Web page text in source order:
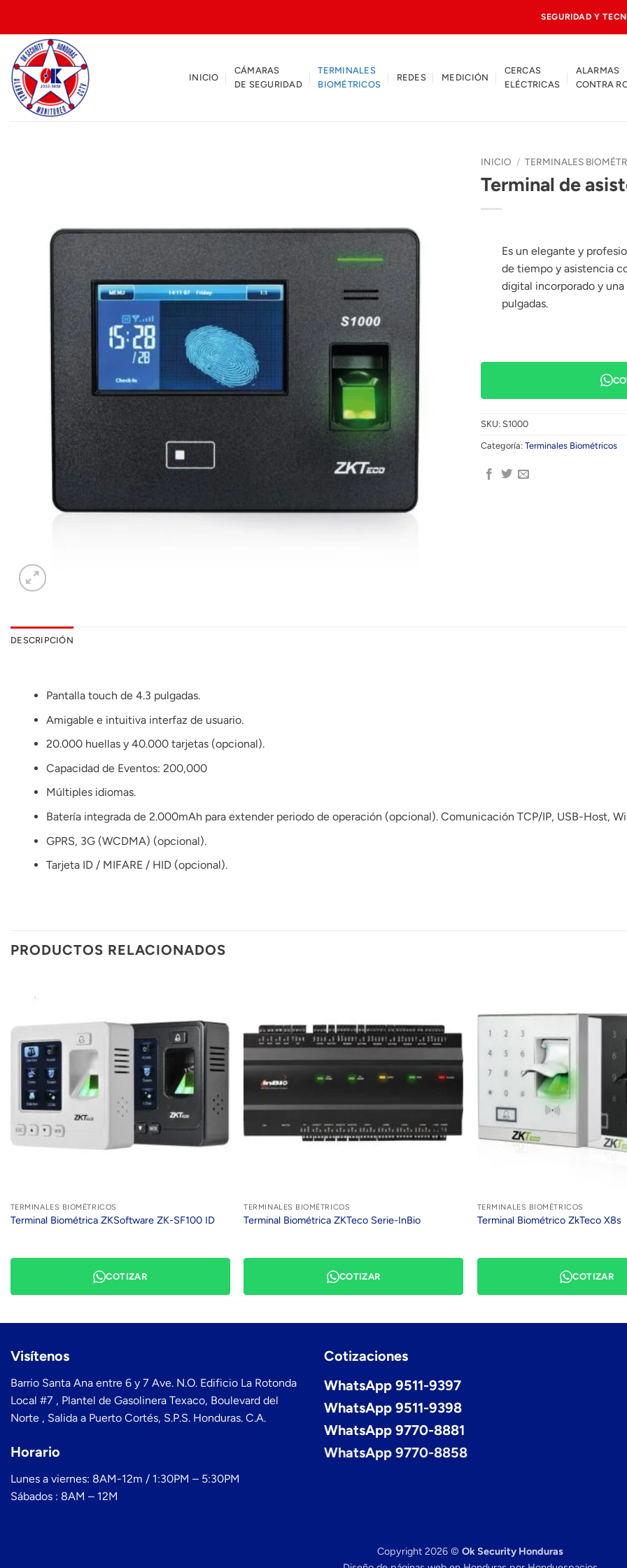
contenido
SEGURIDAD Y
INICIO
CÁMARAS
DE SEGURIDAD
TERMINALES
BIOMÉTRICOS
REDES MEDICIÓN
CERCAS
ELÉCTRICAS
ALARMAS
CONTRA
INICIO / TERMINALES
Terminal de
Es un elegante y
de tiempo y asistencia
digital incorporado y
pulgadas.
SKU: S1000
Categoría: Terminales Biométricos
DESCRIPCIÓN
Pantalla touch de 4.3 pulgadas.
Amigable e intuitiva interfaz de usuario.
20.000 huellas y 40.000 tarjetas (opcional).
Capacidad de Eventos: 200,000
Múltiples idiomas.
Batería integrada de 2.000mAh para extender periodo de operación (opcional). Comunicación TCP/IP, USB-Host,
GPRS, 3G (WCDMA) (opcional).
Tarjeta ID / MIFARE / HID (opcional).
PRODUCTOS RELACIONADOS
TERMINALES BIOMÉTRICOS
Terminal Biométrica ZKSoftware ZK-SF100 ID
COTIZAR
TERMINALES BIOMÉTRICOS
Terminal Biométrica ZKTeco Serie-InBio
COTIZAR
TERMINALES BIOMÉTRICOS
Terminal Biométrico ZkTeco X8s
COTIZAR
Visítenos
Barrio Santa Ana entre 6 y 7 Ave. N.O. Edificio La Rotonda
Local #7 , Plantel de Gasolinera Texaco, Boulevard del
Norte , Salida a Puerto Cortés, S.P.S. Honduras. C.A.
Horario
Lunes a viernes: 8AM-12m / 1:30PM – 5:30PM
Sábados : 8AM – 12M
Cotizaciones
WhatsApp 9511-9397
WhatsApp 9511-9398
WhatsApp 9770-8881
WhatsApp 9770-8858
Copyright 2026 © Ok Security Honduras